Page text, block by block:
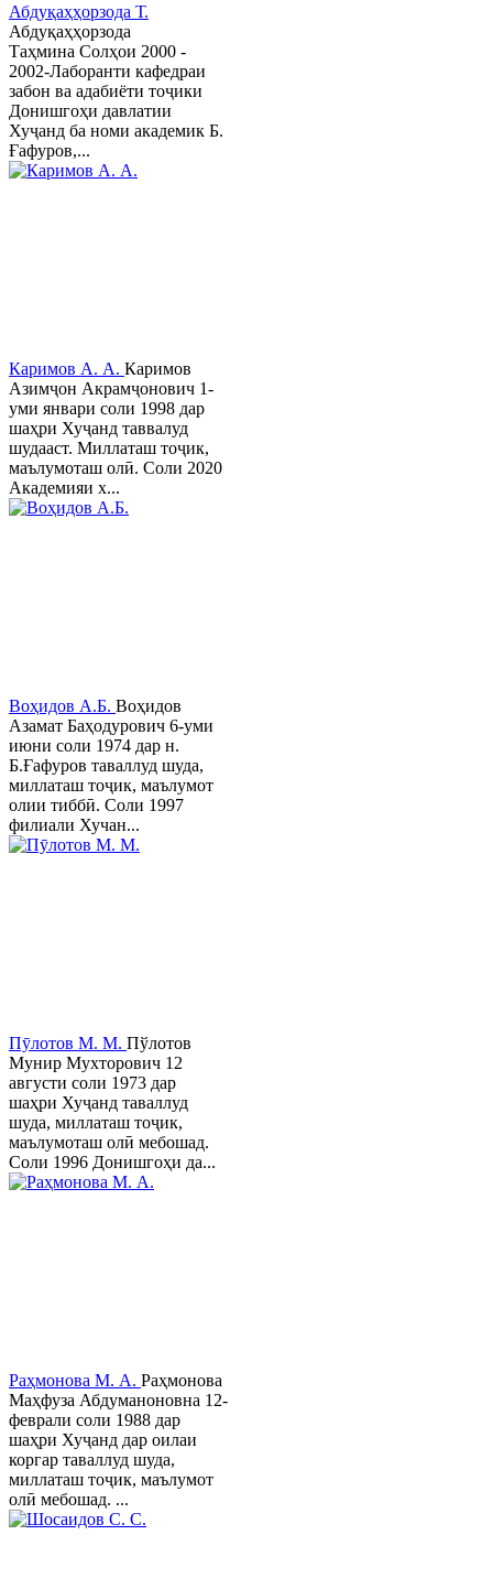
Абдуқаҳҳорзода Т.
Абдуқаҳҳорзода
Таҳмина Солҳои 2000 -
2002-Лаборанти кафедраи
забон ва адабиёти тоҷики
Донишгоҳи давлатии
Хуҷанд ба номи академик Б.
Ғафуров,...
Каримов А. А. Каримов
Азимҷон Акрамҷонович 1-
уми январи соли 1998 дар
шаҳри Хуҷанд таввалуд
шудааст. Миллаташ тоҷик,
маълумоташ олӣ. Соли 2020
Академияи х...
Воҳидов А.Б. Воҳидов
Азамат Баҳодурович 6-уми
июни соли 1974 дар н.
Б.Ғафуров таваллуд шуда,
миллаташ тоҷик, маълумот
олии тиббӣ. Соли 1997
филиали Хучан...
Пӯлотов М. М. Пўлотов
Мунир Мухторович 12
августи соли 1973 дар
шаҳри Хуҷанд таваллуд
шуда, миллаташ тоҷик,
маълумоташ олӣ мебошад.
Соли 1996 Донишгоҳи да...
Раҳмонова М. А. Раҳмонова
Маҳфуза Абдуманоновна 12-
феврали соли 1988 дар
шаҳри Хуҷанд дар оилаи
коргар таваллуд шуда,
миллаташ тоҷик, маълумот
олӣ мебошад. ...